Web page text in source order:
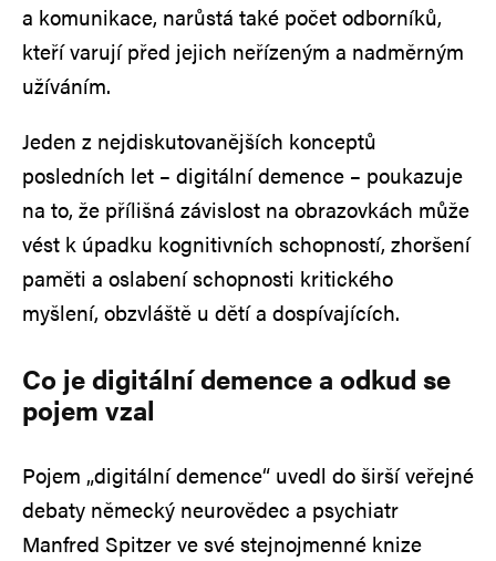
a komunikace, narůstá také počet odborníků,
kteří varují před jejich neřízeným a nadměrným
užíváním.
Jeden z nejdiskutovanějších konceptů
posledních let – digitální demence – poukazuje
na to, že přílišná závislost na obrazovkách může
vést k úpadku kognitivních schopností, zhoršení
paměti a oslabení schopnosti kritického
myšlení, obzvláště u dětí a dospívajících.
Co je digitální demence a odkud se
pojem vzal
Pojem „digitální demence“ uvedl do širší veřejné
debaty německý neurovědec a psychiatr
Manfred Spitzer ve své stejnojmenné knize